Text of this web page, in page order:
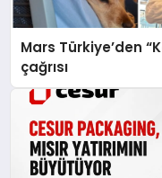
Mars Türkiye’den
çağrısı